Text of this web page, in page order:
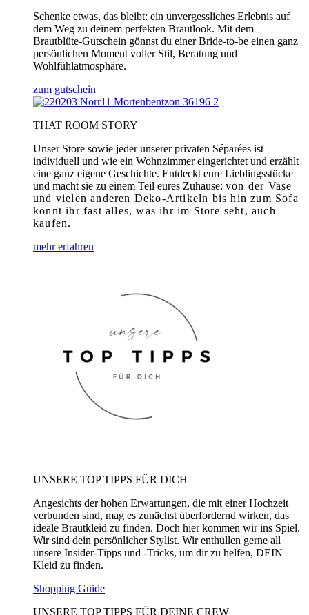
Schenke etwas, das bleibt: ein unvergessliches Erlebnis auf
dem Weg zu deinem perfekten Brautlook. Mit dem
Brautblüte-Gutschein gönnst du einer Bride-to-be einen ganz
persönlichen Moment voller Stil, Beratung und
Wohlfühlatmosphäre.
zum gutschein
THAT ROOM STORY
Unser Store sowie jeder unserer privaten Séparées ist
individuell und wie ein Wohnzimmer eingerichtet und erzählt
eine ganz eigene Geschichte. Entdeckt eure Lieblingsstücke
und macht sie zu einem Teil eures Zuhause: von der Vase
und vielen anderen Deko-Artikeln bis hin zum Sofa
könnt ihr fast alles, was ihr im Store seht, auch
kaufen.
mehr erfahren
UNSERE TOP TIPPS FÜR DICH
Angesichts der hohen Erwartungen, die mit einer Hochzeit
verbunden sind, mag es zunächst überfordernd wirken, das
ideale Brautkleid zu finden. Doch hier kommen wir ins Spiel.
Wir sind dein persönlicher Stylist. Wir enthüllen gerne all
unsere Insider-Tipps und -Tricks, um dir zu helfen, DEIN
Kleid zu finden.
Shopping Guide
UNSERE TOP TIPPS FÜR DEINE CREW